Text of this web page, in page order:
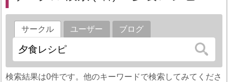
サークル ユーザー ブログ
検索結果は0件です。他のキーワードで検索してみてくださ